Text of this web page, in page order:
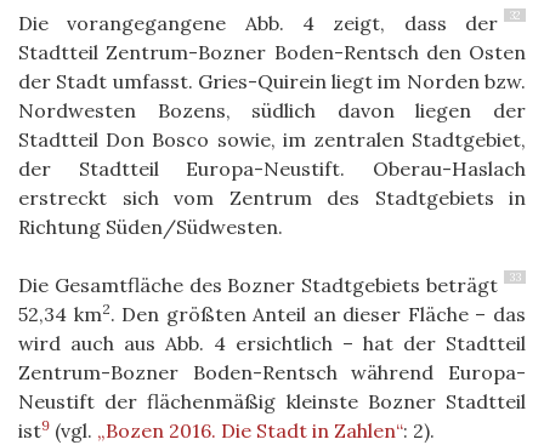
32
Die vorangegangene Abb. 4 zeigt, dass der
Stadtteil Zentrum-Bozner Boden-Rentsch den Osten
der Stadt umfasst. Gries-Quirein liegt im Norden bzw.
Nordwesten Bozens, südlich davon liegen der
Stadtteil Don Bosco sowie, im zentralen Stadtgebiet,
der Stadtteil Europa-Neustift. Oberau-Haslach
erstreckt sich vom Zentrum des Stadtgebiets in
Richtung Süden/Südwesten.
33
Die Gesamtfläche des Bozner Stadtgebiets beträgt
52,34 km2. Den größten Anteil an dieser Fläche – das
wird auch aus Abb. 4 ersichtlich – hat der Stadtteil
Zentrum-Bozner Boden-Rentsch während Europa-
Neustift der flächenmäßig kleinste Bozner Stadtteil
ist9 (vgl. „Bozen 2016. Die Stadt in Zahlen“: 2).